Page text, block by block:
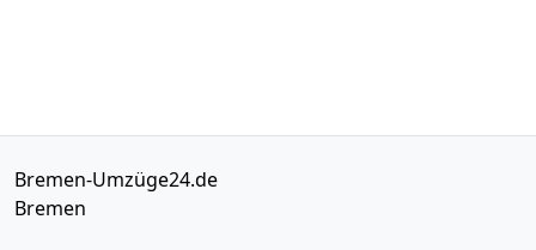
Bremen-Umzüge24.de
Bremen